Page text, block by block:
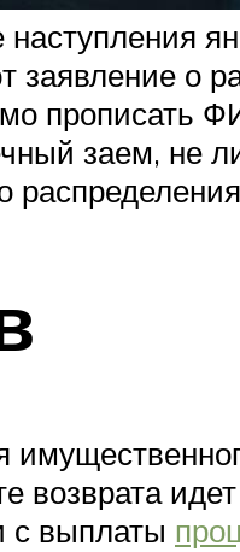
о
прописать
заем, не
с выплаты